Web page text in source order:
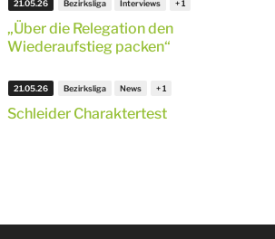
„Über die Relegation den
Wiederaufstieg packen“
21.05.26 Bezirksliga Interviews
Schleider Charaktertest
21.05.26 Bezirksliga News